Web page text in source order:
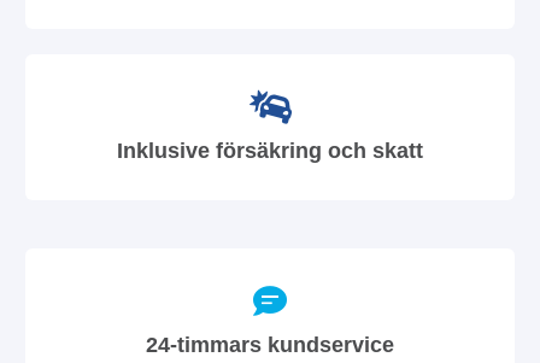
Inklusive försäkring och skatt
24-timmars kundservice